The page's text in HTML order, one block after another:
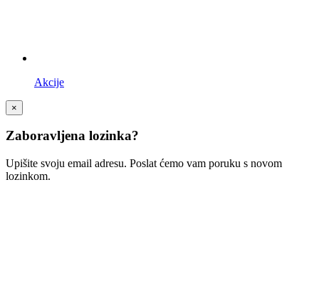
Akcije
×
Zaboravljena lozinka?
Upišite svoju email adresu. Poslat ćemo vam poruku s novom
lozinkom.